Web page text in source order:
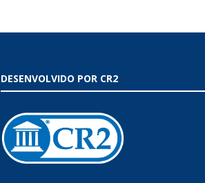
DESENVOLVIDO POR CR2